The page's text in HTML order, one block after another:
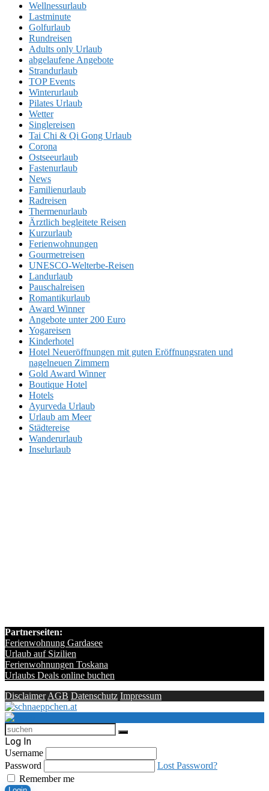
Wellnessurlaub
Lastminute
Golfurlaub
Rundreisen
Adults only Urlaub
abgelaufene Angebote
Strandurlaub
TOP Events
Winterurlaub
Pilates Urlaub
Wetter
Singlereisen
Tai Chi & Qi Gong Urlaub
Corona
Ostseeurlaub
Fastenurlaub
News
Familienurlaub
Radreisen
Thermenurlaub
Ärztlich begleitete Reisen
Kurzurlaub
Ferienwohnungen
Gourmetreisen
UNESCO-Welterbe-Reisen
Landurlaub
Pauschalreisen
Romantikurlaub
Award Winner
Angebote unter 200 Euro
Yogareisen
Kinderhotel
Hotel Neueröffnungen mit guten Eröffnungsraten und
nagelneuen Zimmern
Gold Award Winner
Boutique Hotel
Hotels
Ayurveda Urlaub
Urlaub am Meer
Städtereise
Wanderurlaub
Inselurlaub
Partnerseiten:
Ferienwohnung Gardasee
Urlaub auf Sizilien
Ferienwohnungen Toskana
Urlaubs Deals online buchen
Disclaimer AGB Datenschutz Impressum
Log In
Username
Password
Lost Password?
Remember me